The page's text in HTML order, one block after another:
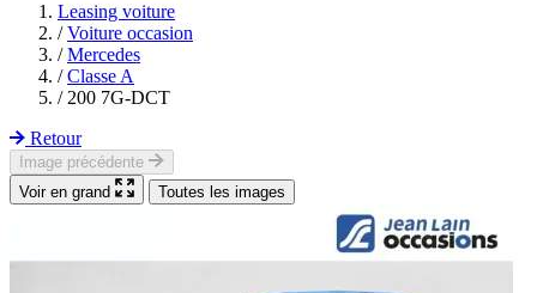
Leasing voiture
/ Voiture occasion
/ Mercedes
/ Classe A
/ 200 7G-DCT
Retour
Image précédente
Voir en grand
Toutes les images